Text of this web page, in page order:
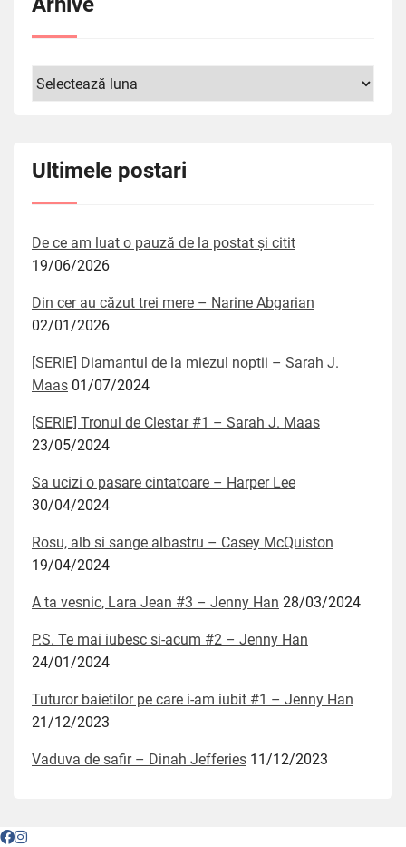
Arhive
Ultimele postari
De ce am luat o pauză de la postat și citit
19/06/2026
Din cer au căzut trei mere – Narine Abgarian
02/01/2026
[SERIE] Diamantul de la miezul noptii – Sarah J.
Maas 01/07/2024
[SERIE] Tronul de Clestar #1 – Sarah J. Maas
23/05/2024
Sa ucizi o pasare cintatoare – Harper Lee
30/04/2024
Rosu, alb si sange albastru – Casey McQuiston
19/04/2024
A ta vesnic, Lara Jean #3 – Jenny Han 28/03/2024
P.S. Te mai iubesc si-acum #2 – Jenny Han
24/01/2024
Tuturor baietilor pe care i-am iubit #1 – Jenny Han
21/12/2023
Vaduva de safir – Dinah Jefferies 11/12/2023